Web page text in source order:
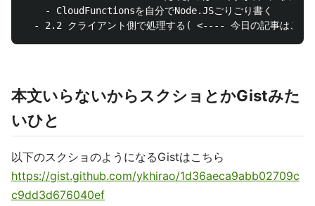
    - CloudFunctionsを自分でNode.JSごりごり書く
本文いらないからスクショとかGistみた
いひと
以下のスクショのようになるGistはこちら
https://gist.github.com/ykhirao/1d36aeca9abb02709c
c9dd3d676040ef